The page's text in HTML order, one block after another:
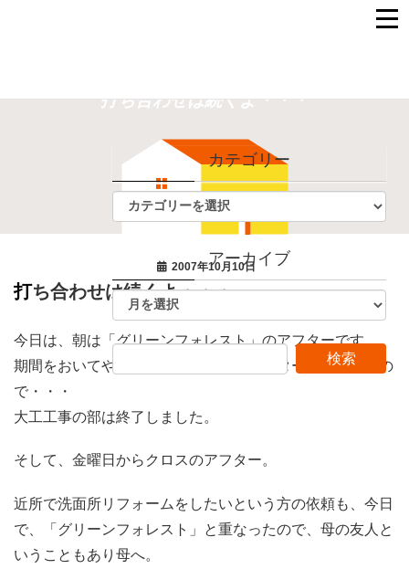
打ち合わせは続くよ・・・
2007年10月10日
打ち合わせは続くよ・・・
今日は、朝は「グリーンフォレスト」のアフターです。
期間をおいてやらなくてはいけないアフターもありますの
で・・・
大工工事の部は終了しました。
そして、金曜日からクロスのアフター。
近所で洗面所リフォームをしたいという方の依頼も、今日
で、「グリーンフォレスト」と重なったので、母の友人と
いうこともあり母へ。
カテゴリー
アーカイブ